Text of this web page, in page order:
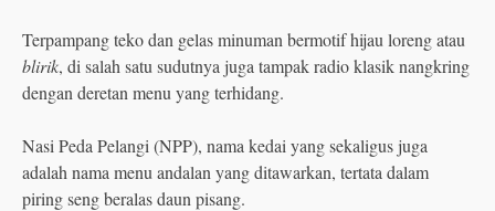
Terpampang teko dan gelas minuman bermotif hijau loreng atau
blirik, di salah satu sudutnya juga tampak radio klasik nangkring
dengan deretan menu yang terhidang.
Nasi Peda Pelangi (NPP), nama kedai yang sekaligus juga
adalah nama menu andalan yang ditawarkan, tertata dalam
piring seng beralas daun pisang.